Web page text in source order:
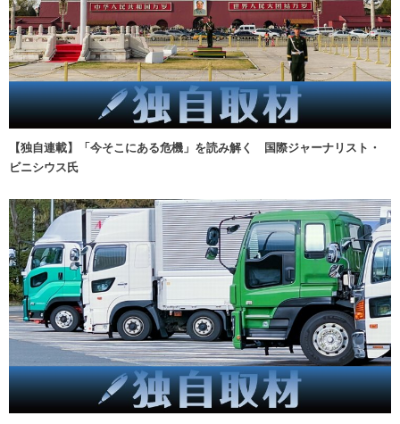
【独自連載】「今そこにある危機」を読み解く 国際ジャーナリスト・
ビニシウス氏